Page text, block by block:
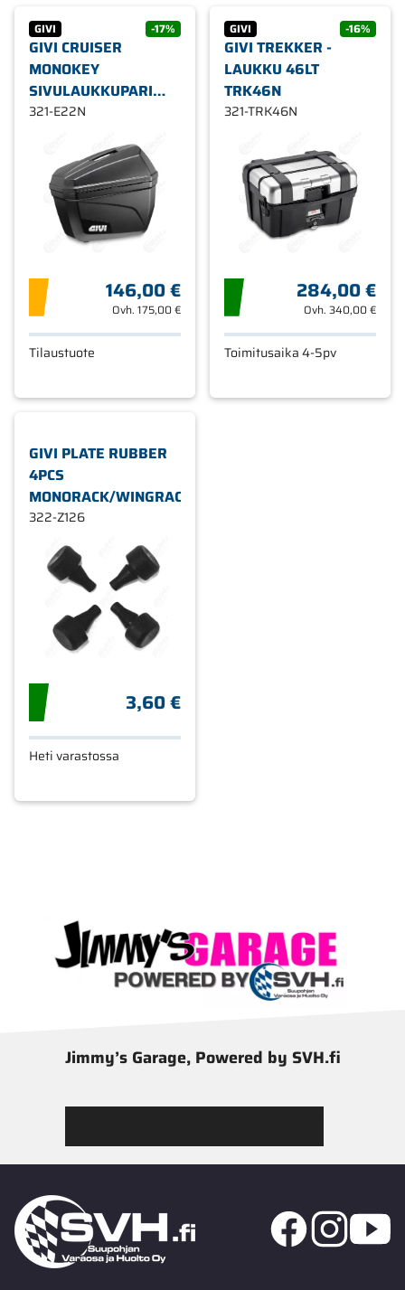
GIVI -17%
GIVI CRUISER
MONOKEY
SIVULAUKKUPARI
22LT E22N
321-E22N
146,00 €
Ovh. 175,00 €
Tilaustuote
GIVI -16%
GIVI TREKKER -
LAUKKU 46LT
TRK46N
321-TRK46N
284,00 €
Ovh. 340,00 €
Toimitusaika 4-5pv
GIVI PLATE RUBBER
4PCS
MONORACK/WINGRACK
322-Z126
3,60 €
Heti varastossa
Jimmy’s Garage, Powered by SVH.fi